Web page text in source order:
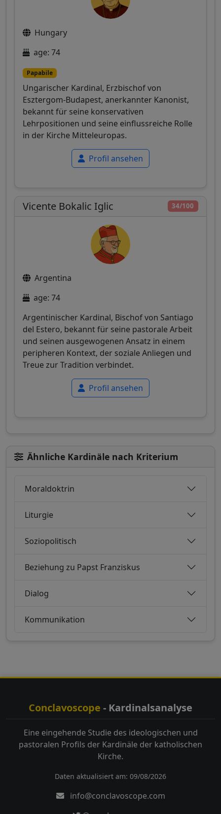
Hungary
age: 74
Papabile
Ungarischer Kardinal, Erzbischof von
Esztergom-Budapest, anerkannter Kanonist,
bekannt für seine konservativen
Lehrpositionen und seine einflussreiche Rolle
in der Kirche Mitteleuropas.
Profil ansehen
34/100
Vicente Bokalic Iglic
Argentina
age: 74
Argentinischer Kardinal, Bischof von Santiago
del Estero, bekannt für seine pastorale Arbeit
und seinen ausgewogenen Ansatz in einem
peripheren Kontext, der soziale Anliegen und
Treue zur Tradition verbindet.
Profil ansehen
Ähnliche Kardinäle nach Kriterium
Moraldoktrin
Liturgie
Soziopolitisch
Beziehung zu Papst Franziskus
Dialog
Kommunikation
Conclavoscope - Kardinalsanalyse
Eine eingehende Studie des ideologischen und
pastoralen Profils der Kardinäle der katholischen
Kirche.
Daten aktualisiert am: 09/08/2026
info@conclavoscope.com